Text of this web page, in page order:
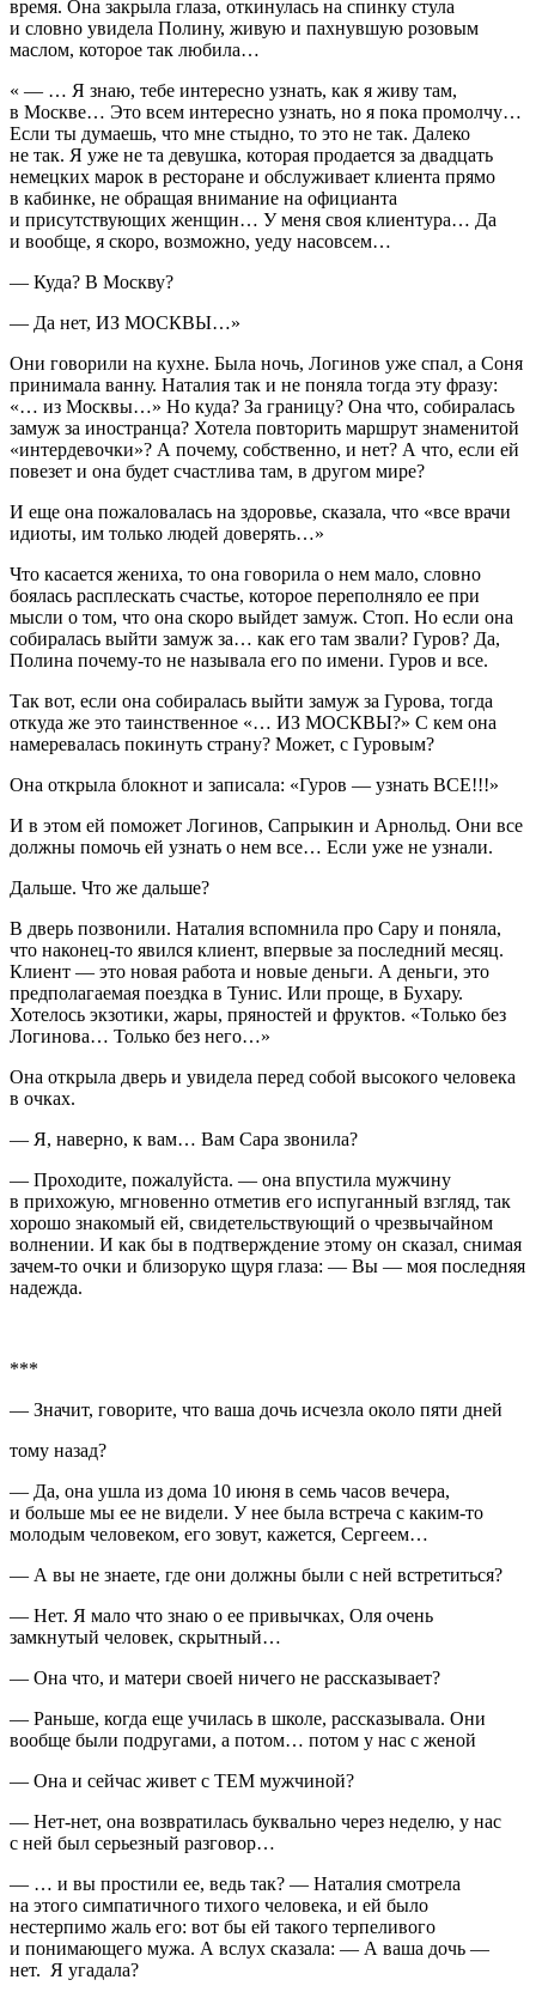
время. Она закрыла глаза, откинулась на спинку стула
и словно увидела Полину, живую и пахнувшую розовым
маслом, которое так любила…
« — … Я знаю, тебе интересно узнать, как я живу там,
в Москве… Это всем интересно узнать, но я пока промолчу…
Если ты думаешь, что мне стыдно, то это не так. Далеко
не так. Я уже не та девушка, которая продается за двадцать
немецких марок в ресторане и обслуживает клиента прямо
в кабинке, не обращая внимание на официанта
и присутствующих женщин… У меня своя клиентура… Да
и вообще, я скоро, возможно, уеду насовсем…
— Куда? В Москву?
— Да нет, ИЗ МОСКВЫ…»
Они говорили на кухне. Была ночь, Логинов уже спал, а Соня
принимала ванну. Наталия так и не поняла тогда эту фразу:
«… из Москвы…» Но куда? За границу? Она что, собиралась
замуж за иностранца? Хотела повторить маршрут знаменитой
«интердевочки»? А почему, собственно, и нет? А что, если ей
повезет и она будет счастлива там, в другом мире?
И еще она пожаловалась на здоровье, сказала, что «все врачи
идиоты, им только людей доверять…»
Что касается жениха, то она говорила о нем мало, словно
боялась расплескать счастье, которое переполняло ее при
мысли о том, что она скоро выйдет замуж. Стоп. Но если она
собиралась выйти замуж за… как его там звали? Гуров? Да,
Полина почему-то не называла его по имени. Гуров и все.
Так вот, если она собиралась выйти замуж за Гурова, тогда
откуда же это таинственное «… ИЗ МОСКВЫ?» С кем она
намеревалась покинуть страну? Может, с Гуровым?
Она открыла блокнот и записала: «Гуров — узнать ВСЕ!!!»
И в этом ей поможет Логинов, Сапрыкин и Арнольд. Они все
должны помочь ей узнать о нем все… Если уже не узнали.
Дальше. Что же дальше?
В дверь позвонили. Наталия вспомнила про Сару и поняла,
что наконец-то явился клиент, впервые за последний месяц.
Клиент — это новая работа и новые деньги. А деньги, это
предполагаемая поездка в Тунис. Или проще, в Бухару.
Хотелось экзотики, жары, пряностей и фруктов. «Только без
Логинова… Только без него…»
Она открыла дверь и увидела перед собой высокого человека
в очках.
— Я, наверно, к вам… Вам Сара звонила?
— Проходите, пожалуйста. — она впустила мужчину
в прихожую, мгновенно отметив его испуганный взгляд, так
хорошо знакомый ей, свидетельствующий о чрезвычайном
волнении. И как бы в подтверждение этому он сказал, снимая
зачем-то очки и близоруко щуря глаза: — Вы — моя последняя
надежда.
***
— Значит, говорите, что ваша дочь исчезла около пяти дней
тому назад?
— Да, она ушла из дома 10 июня в семь часов вечера,
и больше мы ее не видели. У нее была встреча с каким-то
молодым человеком, его зовут, кажется, Сергеем…
— А вы не знаете, где они должны были с ней встретиться?
— Нет. Я мало что знаю о ее привычках, Оля очень
замкнутый человек, скрытный…
— Она что, и матери своей ничего не рассказывает?
— Раньше, когда еще училась в школе, рассказывала. Они
вообще были подругами, а потом… потом у нас с женой
— Она и сейчас живет с ТЕМ мужчиной?
— Нет-нет, она возвратилась буквально через неделю, у нас
с ней был серьезный разговор…
— … и вы простили ее, ведь так? — Наталия смотрела
на этого симпатичного тихого человека, и ей было
нестерпимо жаль его: вот бы ей такого терпеливого
и понимающего мужа. А вслух сказала: — А ваша дочь —
нет. Я угадала?